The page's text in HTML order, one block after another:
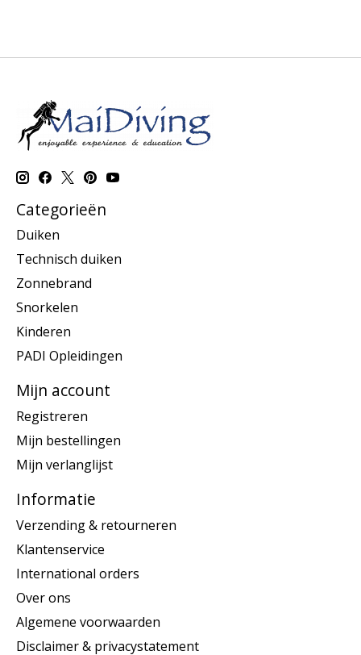
Categorieën
Duiken
Technisch duiken
Zonnebrand
Snorkelen
Kinderen
PADI Opleidingen
Mijn account
Registreren
Mijn bestellingen
Mijn verlanglijst
Informatie
Verzending & retourneren
Klantenservice
International orders
Over ons
Algemene voorwaarden
Disclaimer & privacystatement